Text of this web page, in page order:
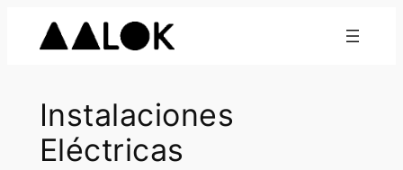
Instalaciones
Eléctricas